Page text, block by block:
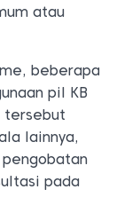
atau
beberapa
pil KB
tersebut
lainnya,
pada